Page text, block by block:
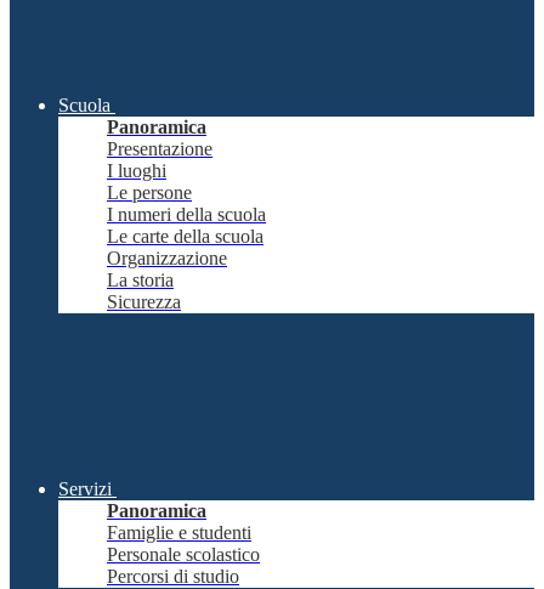
Scuola
Panoramica
Presentazione
I luoghi
Le persone
I numeri della scuola
Le carte della scuola
Organizzazione
La storia
Sicurezza
Servizi
Panoramica
Famiglie e studenti
Personale scolastico
Percorsi di studio